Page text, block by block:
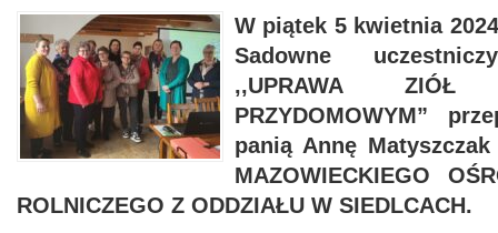
W piątek 5 kwietnia
Sadowne
,,UPRAWA ZIÓŁ
PRZYDOMOWYM”
panią Annę
MAZOWIECKIEGO
ROLNICZEGO Z ODDZIAŁU W SIEDLCACH.